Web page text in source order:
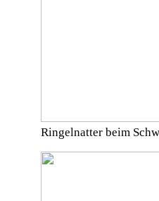
Ringelnatter beim